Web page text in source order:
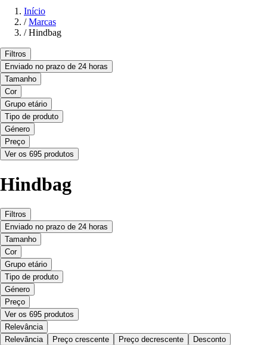
Início
/ Marcas
/ Hindbag
Filtros
Enviado no prazo de 24 horas
Tamanho
Cor
Grupo etário
Tipo de produto
Género
Preço
Ver os 695 produtos
Hindbag
Filtros
Enviado no prazo de 24 horas
Tamanho
Cor
Grupo etário
Tipo de produto
Género
Preço
Ver os 695 produtos
Relevância
Relevância
Preço crescente Preço decrescente Desconto